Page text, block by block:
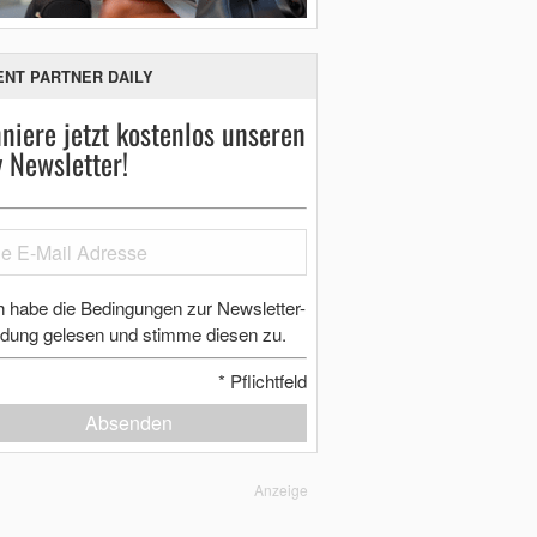
PARTNER DAILY
jetzt kostenlos unseren
habe die Bedingungen zur Newsletter-
gelesen und stimme diesen zu.
* Pflichtfeld
Absenden
Anzeige